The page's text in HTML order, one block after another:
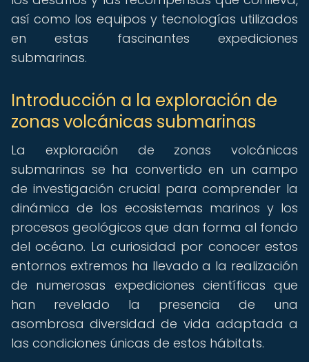
así como los equipos y tecnologías utilizados
en estas fascinantes expediciones
submarinas.
Introducción a la exploración de
zonas volcánicas submarinas
La exploración de zonas volcánicas
submarinas se ha convertido en un campo
de investigación crucial para comprender la
dinámica de los ecosistemas marinos y los
procesos geológicos que dan forma al fondo
del océano. La curiosidad por conocer estos
entornos extremos ha llevado a la realización
de numerosas expediciones científicas que
han revelado la presencia de una
asombrosa diversidad de vida adaptada a
las condiciones únicas de estos hábitats.